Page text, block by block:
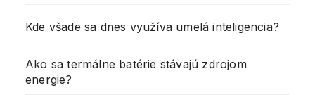
Kde všade sa dnes využíva umelá inteligencia?
Ako sa termálne batérie stávajú zdrojom
energie?